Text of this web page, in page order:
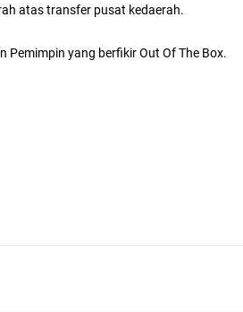
atas transfer pusat kedaerah.
yang berfikir Out Of The Box.